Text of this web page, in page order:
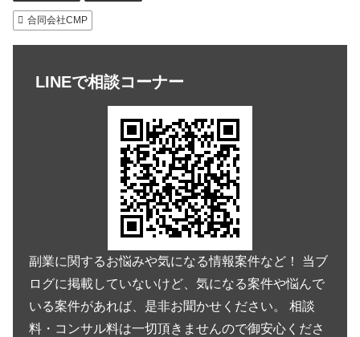
合同会社CMP
LINEで相談コーナー
副業に関するお悩みや気になる情報案件など！ 当ブ
ログに掲載していないけど、気になる案件や悩んで
いる案件があれば、是非お聞かせください。 相談
料・コンサル料は一切頂きませんので御安心くださ